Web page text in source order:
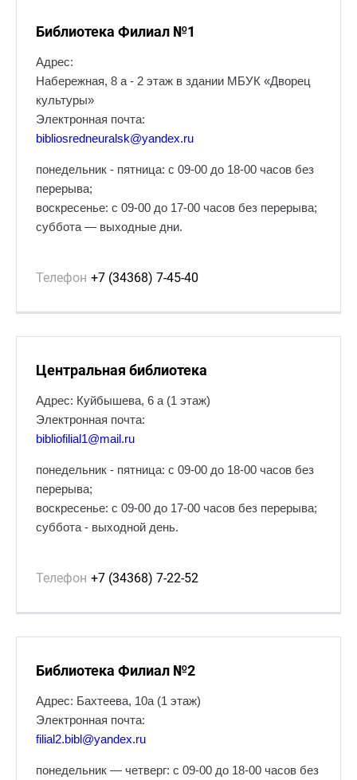
Библиотека Филиал №1
Адрес:
Набережная, 8 а - 2 этаж в здании МБУК «Дворец
культуры»
Электронная почта:
bibliosredneuralsk@yandex.ru
понедельник - пятница: с 09-00 до 18-00 часов без
перерыва;
воскресенье: с 09-00 до 17-00 часов без перерыва;
суббота — выходные дни.
Телефон +7 (34368) 7-45-40
Центральная библиотека
Адрес: Куйбышева, 6 а (1 этаж)
Электронная почта:
bibliofilial1@mail.ru
понедельник - пятница: с 09-00 до 18-00 часов без
перерыва;
воскресенье: с 09-00 до 17-00 часов без перерыва;
суббота - выходной день.
Телефон +7 (34368) 7-22-52
Библиотека Филиал №2
Адрес: Бахтеева, 10а (1 этаж)
Электронная почта:
filial2.bibl@yandex.ru
понедельник — четверг: с 09-00 до 18-00 часов без